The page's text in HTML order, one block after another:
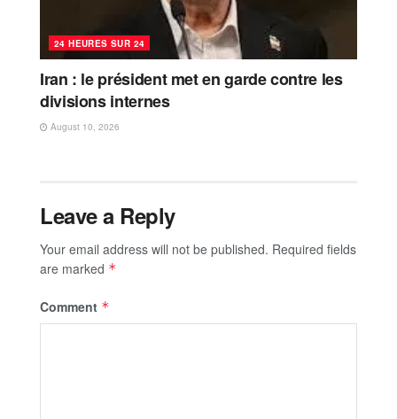
24 HEURES SUR 24
Iran : le président met en garde contre les
divisions internes
August 10, 2026
Leave a Reply
Your email address will not be published. Required fields
are marked *
Comment *